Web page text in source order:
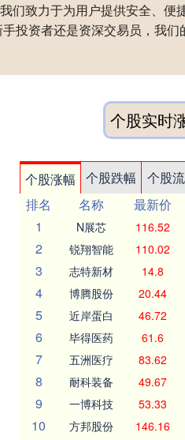
们致力于为用户提供安全、便
投资者还是资深交易员，我
个股实时
个股涨幅 个股跌幅 个股
排名
名称 最新价
1
N展芯 116.52
2 锐翔智能 110.02
3 志特新材 14.8
4 博腾股份 20.44
5 近岸蛋白 46.72
6 毕得医药 61.6
7 五洲医疗 83.62
8 耐科装备 49.67
9 一博科技 53.33
10 方邦股份 146.16